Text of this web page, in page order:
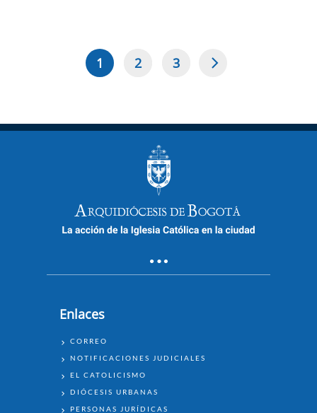
Paginación
Página
1 Page
2 Page
3
Enlaces
ENLACES
CORREO
NOTIFICACIONES JUDICIALES
EL CATOLICISMO
DIÓCESIS URBANAS
PERSONAS JURÍDICAS